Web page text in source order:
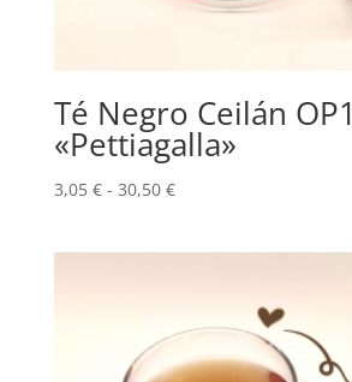
Té Negro Ceilán OP1
«Pettiagalla»
3,05 € - 30,50 €Rango
hasta
30,50 €